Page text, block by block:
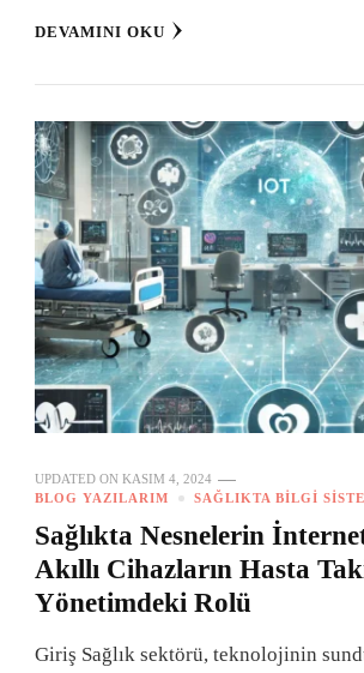
DEVAMINI OKU
UPDATED ON KASIM 4, 2024
BLOG YAZILARIM
SAĞLIKTA BILGI
Sağlıkta Nesnelerin
Akıllı Cihazların Hasta
Yönetimdeki Rolü
Giriş Sağlık sektörü, teknolojinin